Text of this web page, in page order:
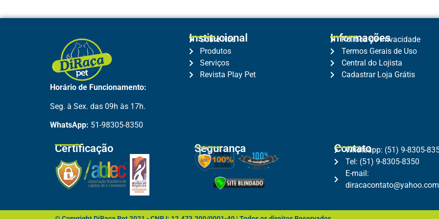
Horário de Funcionamento:
Seg. à Sex. das 09h às 17h.
WhatsApp: 51-98305-8350
Institucional
Sobre Nós
Produtos
Serviços
Revista Play Pet
Informações
Política de Privacidade
Termos Gerais de Uso
Central do Lojista
Cadastrar Loja Grátis
Certificação Segurança Contato
Whatsapp: (51) 9-8305-
Tel: (51) 9-8305-8350
E-mail: